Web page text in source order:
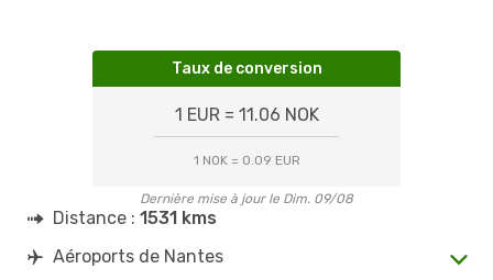
Taux de conversion
1 EUR = 11.06 NOK
1 NOK = 0.09 EUR
Dernière mise à jour le Dim. 09/08
Distance : 1531 kms
Aéroports de Nantes